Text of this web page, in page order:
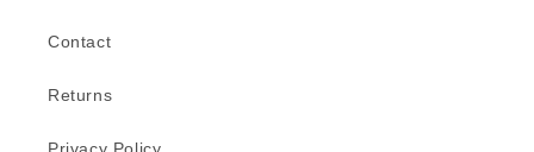
Contact
Returns